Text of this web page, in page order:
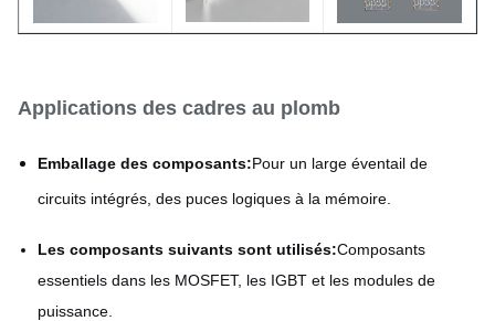
Applications des cadres au plomb
Emballage des composants:Pour un large éventail de
circuits intégrés, des puces logiques à la mémoire.
Les composants suivants sont utilisés:Composants
essentiels dans les MOSFET, les IGBT et les modules de
puissance.